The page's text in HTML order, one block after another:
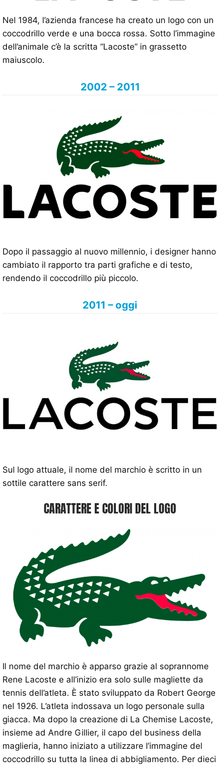
Nel 1984, l’azienda francese ha creato un logo con un
coccodrillo verde e una bocca rossa. Sotto l’immagine
dell’animale c’è la scritta “Lacoste” in grassetto
maiuscolo.
2002 – 2011
Dopo il passaggio al nuovo millennio, i designer hanno
cambiato il rapporto tra parti grafiche e di testo,
rendendo il coccodrillo più piccolo.
2011 – oggi
Sul logo attuale, il nome del marchio è scritto in un
sottile carattere sans serif.
CARATTERE E COLORI DEL LOGO
Il nome del marchio è apparso grazie al soprannome
Rene Lacoste e all’inizio era solo sulle magliette da
tennis dell’atleta. È stato sviluppato da Robert George
nel 1926. L’atleta indossava un logo personale sulla
giacca. Ma dopo la creazione di La Chemise Lacoste,
insieme ad Andre Gillier, il capo del business della
maglieria, hanno iniziato a utilizzare l’immagine del
coccodrillo su tutta la linea di abbigliamento. Per dieci